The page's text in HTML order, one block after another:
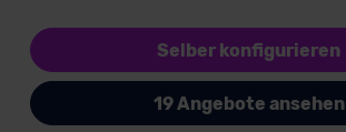
Selber konfigurieren
19 Angebote ansehen